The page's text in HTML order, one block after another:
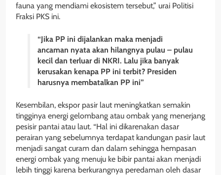
fauna yang mendiami ekosistem tersebut,” urai Politisi
Fraksi PKS ini.
“Jika PP ini dijalankan maka menjadi
ancaman nyata akan hilangnya pulau – pulau
kecil dan terluar di NKRI. Lalu jika banyak
kerusakan kenapa PP ini terbit? Presiden
harusnya membatalkan PP ini”
Kesembilan, ekspor pasir laut meningkatkan semakin
tingginya energi gelombang atau ombak yang menerjang
pesisir pantai atau laut. “Hal ini dikarenakan dasar
perairan yang sebelumnya terdapat kandungan pasir laut
menjadi sangat curam dan dalam sehingga hempasan
energi ombak yang menuju ke bibir pantai akan menjadi
lebih tinggi karena berkurangnya peredaman oleh dasar